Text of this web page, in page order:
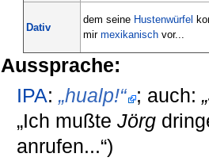
Dativ
dem seine Hustenwürfel
mir mexikanisch vor...
Aussprache:
IPA:„hualp!“ ; auch:
„Ich mußteJörg
anrufen...“)